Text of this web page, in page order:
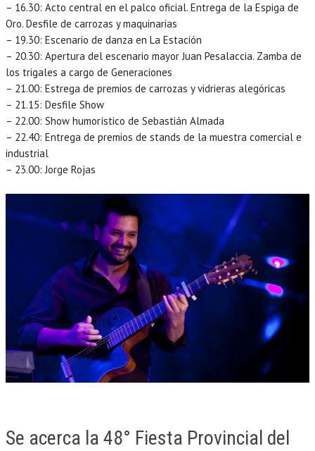
– 16.30: Acto central en el palco oficial. Entrega de la Espiga de
Oro. Desfile de carrozas y maquinarias
– 19.30: Escenario de danza en La Estación
– 20.30: Apertura del escenario mayor Juan Pesalaccia. Zamba de
los trigales a cargo de Generaciones
– 21.00: Estrega de premios de carrozas y vidrieras alegóricas
– 21.15: Desfile Show
– 22.00: Show humorístico de Sebastián Almada
– 22.40: Entrega de premios de stands de la muestra comercial e
industrial
– 23.00: Jorge Rojas
Se acerca la 48° Fiesta Provincial del